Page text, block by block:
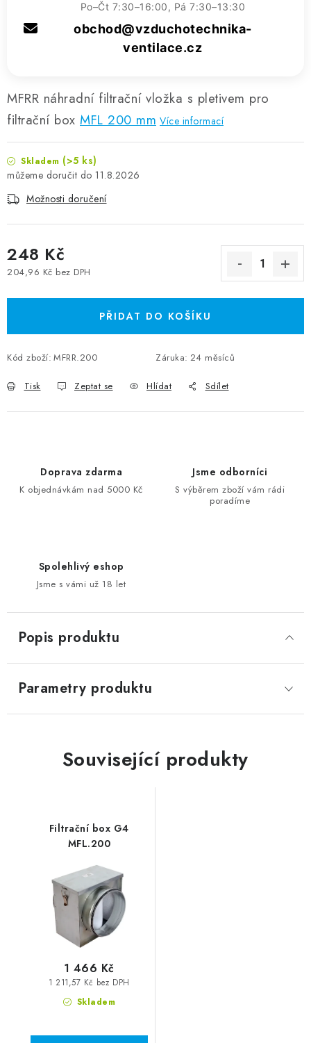
MFRR náhradní filtrační vložka s pletivem pro
filtrační box MFL 200 mm Více informací
Skladem (>5 ks)
11.8.2026
Možnosti doručení
248 Kč
204,96 Kč bez DPH
PŘIDAT DO KOŠÍKU
Kód zboží: MFRR.200 Záruka: 24 měsíců
Tisk Zeptat se Hlídat Sdílet
Po–Čt 7:30–16:00, Pá 7:30–13:30
obchod@vzduchotechnika-
ventilace.cz
Doprava zdarma
K objednávkám nad 5000 Kč
Jsme odborníci
S výběrem zboží vám rádi
poradíme
Spolehlivý eshop
Jsme s vámi už 18 let
Popis produktu
Parametry produktu
Související produkty
Filtrační box G4
MFL.200
Skladem
1 211,57 Kč bez DPH
1 466 Kč